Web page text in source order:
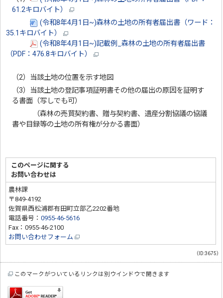
61.2キロバイト）
(令和8年4月1日~)森林の土地の所有者届出書（ワード：
35.1キロバイト）
(令和8年4月1日~)記載例_森林の土地の所有者届出書
（PDF：476.8キロバイト）
（2）当該土地の位置を示す地図
（3）当該土地の登記事項証明書その他の届出の原因を証明す
る書面（写しでも可）
（森林の売買契約書、贈与契約書、遺産分割協議の協議
書や目録等の土地の所有権が分かる書面）
このページに関する
お問い合わせは
農林課
〒849-4192
佐賀県西松浦郡有田町立部乙2202番地
電話番号：0955-46-5616
Fax：0955-46-2100
お問い合わせフォーム
（ID:3675）
このマークがついているリンクは別ウインドウで開きます